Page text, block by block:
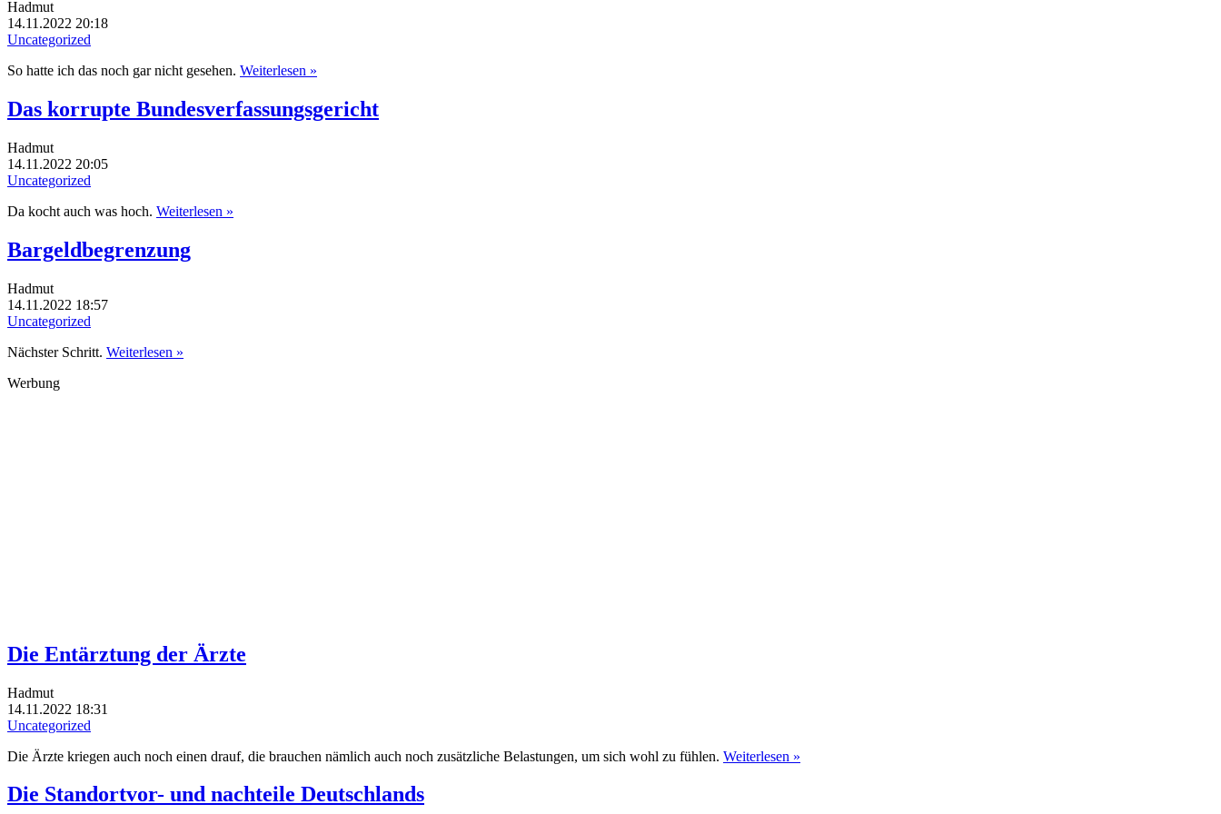
Hadmut
14.11.2022 20:18
Uncategorized
So hatte ich das noch gar nicht gesehen. Weiterlesen »
Das korrupte Bundesverfassungsgericht
Hadmut
14.11.2022 20:05
Uncategorized
Da kocht auch was hoch. Weiterlesen »
Bargeldbegrenzung
Hadmut
14.11.2022 18:57
Uncategorized
Nächster Schritt. Weiterlesen »
Werbung
Die Entärztung der Ärzte
Hadmut
14.11.2022 18:31
Uncategorized
Die Ärzte kriegen auch noch einen drauf, die brauchen nämlich auch noch zusätzliche Belastungen, um sich wohl zu fühlen. Weiterlesen »
Die Standortvor- und nachteile Deutschlands